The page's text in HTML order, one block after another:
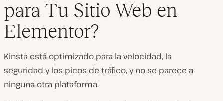
para Tu Sitio Web en
Elementor?
Kinsta está optimizado para la velocidad, la
seguridad y los picos de tráfico, y no se parece a
ninguna otra plataforma.